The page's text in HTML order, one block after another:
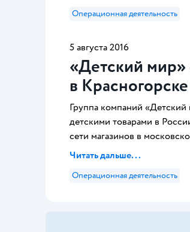
Операционная деятельность
5 августа 2016
«Детский
в
Группа компаний
детскими товарами в
сети магазинов в
Читать дальше...
Операционная деятельность